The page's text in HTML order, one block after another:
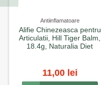
Antiinflamatoare
Alifie Chinezeasca pentru
Articulatii, Hill Tiger Balm,
18.4g, Naturalia Diet
11,00 lei